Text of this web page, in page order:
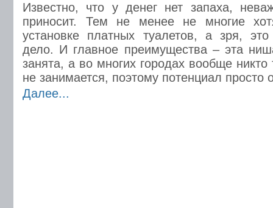
Известно, что у денег нет запаха,
приносит. Тем не менее не многие
установке платных туалетов, а зря,
дело. И главное преимущества – эта
занята, а во многих городах вообще никто
не занимается, поэтому потенциал просто
Далее...